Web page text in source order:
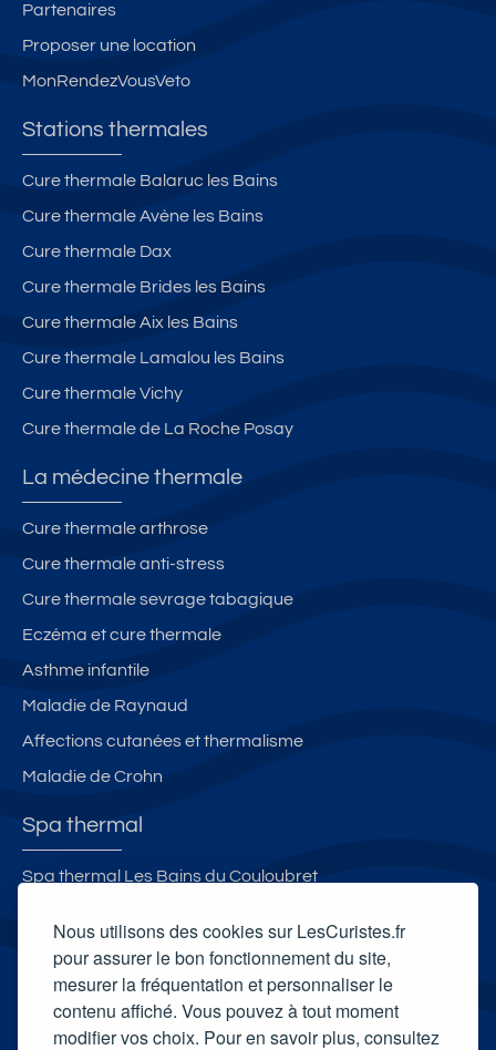
Nous utilisons des cookies sur LesCuristes.fr
pour assurer le bon fonctionnement du site,
mesurer la fréquentation et personnaliser le
contenu affiché. Vous pouvez à tout moment
modifier vos choix. Pour en savoir plus, consultez
Partenaires
Proposer une location
MonRendezVousVeto
Stations thermales
Cure thermale Balaruc les Bains
Cure thermale Avène les Bains
Cure thermale Dax
Cure thermale Brides les Bains
Cure thermale Aix les Bains
Cure thermale Lamalou les Bains
Cure thermale Vichy
Cure thermale de La Roche Posay
La médecine thermale
Cure thermale arthrose
Cure thermale anti-stress
Cure thermale sevrage tabagique
Eczéma et cure thermale
Asthme infantile
Maladie de Raynaud
Affections cutanées et thermalisme
Maladie de Crohn
Spa thermal
Spa thermal Les Bains du Couloubret
Spa thermal des Thermes de Bourbon l'Archambault
Spa thermal des Thermes de Divonne Les Bains
Carte cadeau spa Vichy